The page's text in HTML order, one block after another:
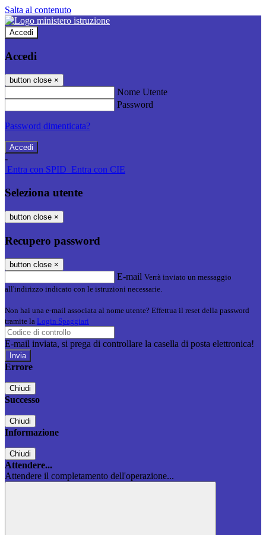
Salta al contenuto
Accedi
Accedi
button close ×
Nome Utente
Password
Password dimenticata?
-
Entra con SPID Entra con CIE
Seleziona utente
button close ×
Recupero password
button close ×
E-mail Verrà inviato un messaggio
all'indirizzo indicato con le istruzioni necessarie.
Non hai una e-mail associata al nome utente? Effettua il reset della password
tramite la Login Spaggiari
E-mail inviata, si prega di controllare la casella di posta elettronica!
Errore
Chiudi
Successo
Chiudi
Informazione
Chiudi
Attendere...
Attendere il completamento dell'operazione...